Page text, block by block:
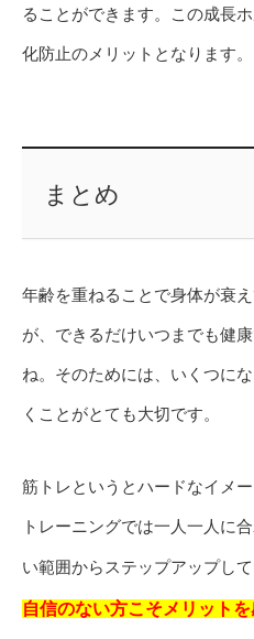
ることができます。この成長
化防止のメリットとなります。
まとめ
年齢を重ねることで身体が衰
が、できるだけいつまでも健
ね。そのためには、いくつに
くことがとても大切です。
筋トレというとハードなイメ
トレーニングでは一人一人に
い範囲からステップアップし
自信のない方こそメリット